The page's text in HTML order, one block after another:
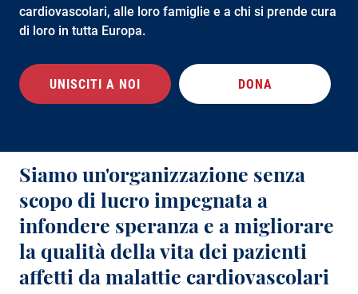
Colesterolo
Terapia genica
Infarto
Cardiomiopatia ipertrofica
Lp(a)
Ictus
Prevenzione ricorrente e secondaria dell'ictus
Cardiomiopatia
Colesterolo
Malattia renale cronica
Terapia genica
Insufficienza cardiaca
Ipertensione
Cardiomiopatia ipertrofica
cardiovascolari, alle loro famiglie e a chi si prende cura
di loro in tutta Europa.
UNISCITI A NOI DONA
Siamo un'organizzazione senza
scopo di lucro impegnata a
infondere speranza e a migliorare
la qualità della vita dei pazienti
affetti da malattie cardiovascolari